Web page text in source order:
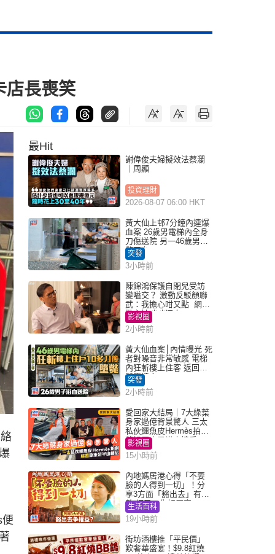
店長喪笑
最Hit
謝偉俊夫婦擬效法蔡瀾
｜周顯
投資理財
2026-08-07 06:00 HKT
黃大仙上邨7分鐘內連爆
血案 26歲男電梯內全身
刀傷送院 另一46歲男倒
斃平台
突發
3小時前
陳錦鴻保護自閉兒受訪
變嗌交？ 激動反駁顏聯
武：我擔心咁又點 網民
批主持咄咄逼人
影視圈
2小時前
黃大仙血案│內情曝光 死
者對噪音非常敏感 電梯
內狂斬樓上住客 返回住
所墮樓亡
突發
2小時前
愛回家大結局｜7大綠葉
身家過億背景驚人 三太
私伙鱷魚皮Hermès拍劇
蘇姐原來是半山樓后
影視圈
15小時前
內地媽居港心得「不要
臉的人得到一切」！分
享3方面「豁出去」有著
數 網民：你好厲害
生活百科
19小時前
街坊酒樓推「平民價」
歎奢華盛宴！$9.8紅燒